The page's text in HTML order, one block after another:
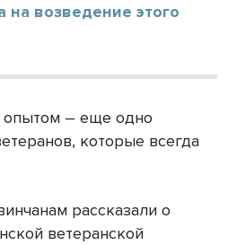
на возведение этого
– еще одно
которые всегда
рассказали о
ветеранской